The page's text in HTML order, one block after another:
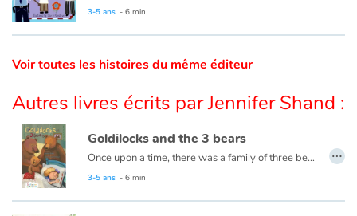
Contraste +
Aide
Accueil
Famille
Écoles
3-5 ans - 6 min
Voir toutes les histoires du même éditeur
Autres livres écrits par Jennifer Shand :
Goldilocks and the 3 bears
Once upon a time, there was a family of three bears living deep in the forest. There was a father bear, a mother bear, and a baby bear. One morning, the bears made porridge and then went for a walk while it cooled. That same morning, a girl named Goldilocks was walking further into the forest than she ever had before.
This book is also available in French:
3-5 ans - 6 min
…